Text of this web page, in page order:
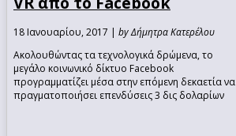
18 Ιανουαρίου, 2017 | by Δήμητρα Κατερέλου
Ακολουθώντας τα τεχνολογικά δρώμενα, το
μεγάλο κοινωνικό δίκτυο Facebook
προγραμματίζει μέσα στην επόμενη δεκαετία να
πραγματοποιήσει επενδύσεις 3 δις δολαρίων